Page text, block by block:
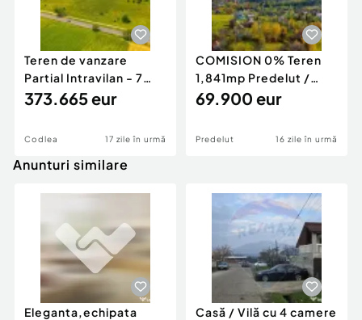
Teren de vanzare
Partial Intravilan - 7
loturi - Codlea
373.665 eur
Codlea 17 zile în urmă
COMISION 0% Teren
1,841mp Predelut /
Strada Predelut
69.900 eur
Predelut 16 zile în urmă
Anunturi similare
Eleganta,echipata
Casă / Vilă cu 4 camere